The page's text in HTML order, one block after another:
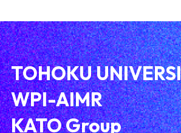
TOHOKU
WPI-AIMR
KATO Group